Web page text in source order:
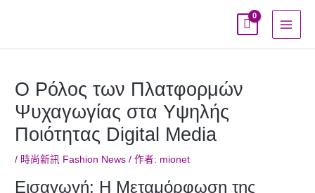
Ο Ρόλος των Πλατφορμών
Ψυχαγωγίας στα Υψηλής
Ποιότητας Digital Media
/ 時尚新訊 Fashion News / 作者: mionet
Εισαγωγή: Η Μεταμόρφωση της